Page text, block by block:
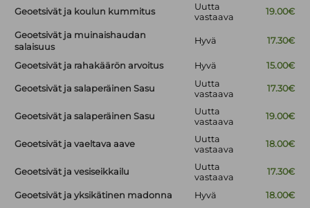
Geoetsivät ja koulun kummitus
Uutta
vastaava
19.00€
Geoetsivät ja muinaishaudan
salaisuus
Hyvä 17.30€
Geoetsivät ja rahakäärön arvoitus Hyvä 15.00€
Geoetsivät ja salaperäinen Sasu
Uutta
vastaava
17.30€
Geoetsivät ja salaperäinen Sasu
Uutta
vastaava
19.00€
Geoetsivät ja vaeltava aave
Uutta
vastaava
18.00€
Geoetsivät ja vesiseikkailu
Uutta
vastaava
17.30€
Geoetsivät ja yksikätinen madonna Hyvä
18.00€